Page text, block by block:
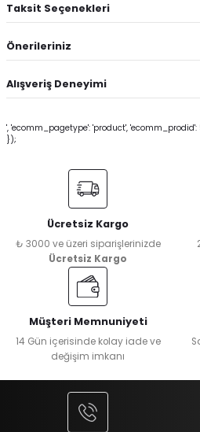
Taksit Seçenekleri
Önerileriniz
Alışveriş Deneyimi
', 'ecomm_pagetype': 'product',
});
Ücretsiz Kargo
₺ 3000 ve üzeri siparişlerinizde
Ücretsiz Kargo
Müşteri Memnuniyeti
14 Gün içerisinde kolay iade ve
değişim imkanı